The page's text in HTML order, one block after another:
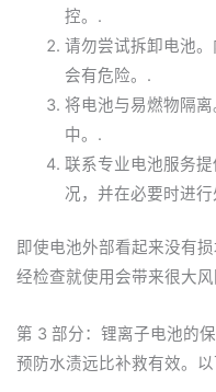
控。.
请勿尝试拆卸电池
会有危险。.
将电池与易燃物隔
中。.
联系专业电池服务
况，并在必要时进行
即使电池外部看起来没有
经检查就使用会带来很大
第 3 部分：锂离子电池的
预防水渍远比补救有效。